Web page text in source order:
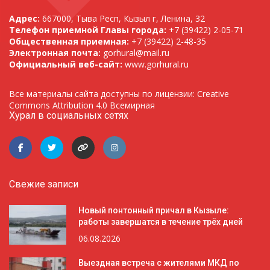
Адрес: 667000, Тыва Респ, Кызыл г, Ленина, 32
Телефон приемной Главы города: +7 (39422) 2-05-71
Общественная приемная: +7 (39422) 2-48-35
Электронная почта: gorhural@mail.ru
Официальный веб-сайт: www.gorhural.ru
Все материалы сайта доступны по лицензии: Creative
Commons Attribution 4.0 Всемирная
Хурал в социальных сетях
Свежие записи
Новый понтонный причал в Кызыле:
работы завершатся в течение трёх дней
06.08.2026
Выездная встреча с жителями МКД по